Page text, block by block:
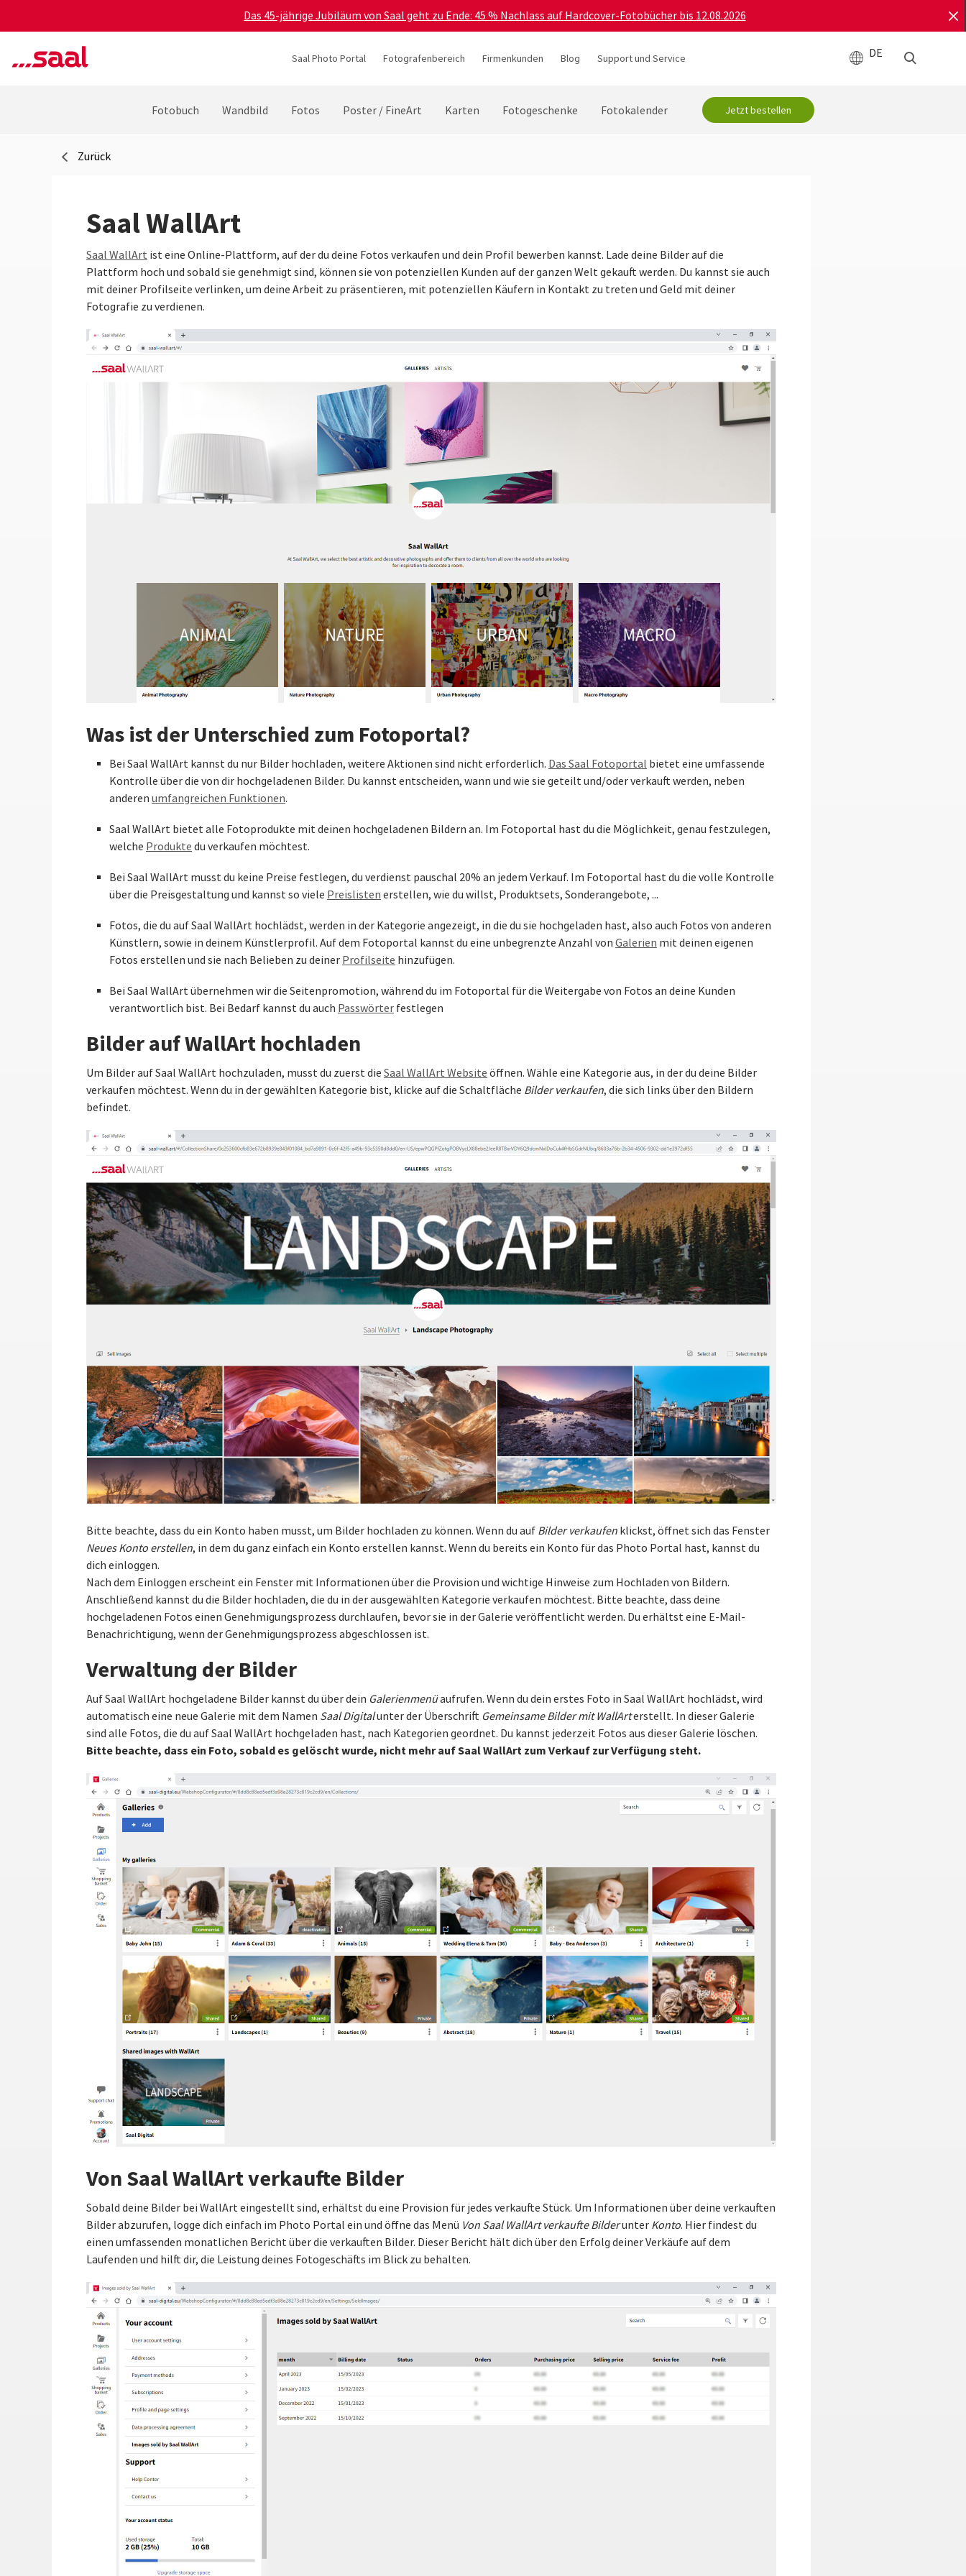
Das 45-jährige Jubiläum von Saal geht zu Ende: 45 % Nachlass auf Hardcover-Fotobücher bis 12.08.2026
Saal Photo Portal Fotografenbereich Firmenkunden Blog Support und Service DE
Fotobuch Wandbild Fotos Poster / FineArt Karten Fotogeschenke Fotokalender Jetzt bestellen
Zurück
Saal WallArt
Saal WallArt ist eine Online-Plattform, auf der du deine Fotos verkaufen und dein Profil bewerben kannst. Lade deine Bilder auf die
Plattform hoch und sobald sie genehmigt sind, können sie von potenziellen Kunden auf der ganzen Welt gekauft werden. Du kannst sie auch
mit deiner Profilseite verlinken, um deine Arbeit zu präsentieren, mit potenziellen Käufern in Kontakt zu treten und Geld mit deiner
Fotografie zu verdienen.
Was ist der Unterschied zum Fotoportal?
Bei Saal WallArt kannst du nur Bilder hochladen, weitere Aktionen sind nicht erforderlich. Das Saal Fotoportal bietet eine umfassende
Kontrolle über die von dir hochgeladenen Bilder. Du kannst entscheiden, wann und wie sie geteilt und/oder verkauft werden, neben
anderen umfangreichen Funktionen.
Saal WallArt bietet alle Fotoprodukte mit deinen hochgeladenen Bildern an. Im Fotoportal hast du die Möglichkeit, genau festzulegen,
welche Produkte du verkaufen möchtest.
Bei Saal WallArt musst du keine Preise festlegen, du verdienst pauschal 20% an jedem Verkauf. Im Fotoportal hast du die volle Kontrolle
über die Preisgestaltung und kannst so viele Preislisten erstellen, wie du willst, Produktsets, Sonderangebote, ...
Fotos, die du auf Saal WallArt hochlädst, werden in der Kategorie angezeigt, in die du sie hochgeladen hast, also auch Fotos von anderen
Künstlern, sowie in deinem Künstlerprofil. Auf dem Fotoportal kannst du eine unbegrenzte Anzahl von Galerien mit deinen eigenen
Fotos erstellen und sie nach Belieben zu deiner Profilseite hinzufügen.
Bei Saal WallArt übernehmen wir die Seitenpromotion, während du im Fotoportal für die Weitergabe von Fotos an deine Kunden
verantwortlich bist. Bei Bedarf kannst du auch Passwörter festlegen
Bilder auf WallArt hochladen
Um Bilder auf Saal WallArt hochzuladen, musst du zuerst die Saal WallArt Website öffnen. Wähle eine Kategorie aus, in der du deine Bilder
verkaufen möchtest. Wenn du in der gewählten Kategorie bist, klicke auf die Schaltfläche Bilder verkaufen, die sich links über den Bildern
befindet.
Bitte beachte, dass du ein Konto haben musst, um Bilder hochladen zu können. Wenn du auf Bilder verkaufen klickst, öffnet sich das Fenster
Neues Konto erstellen, in dem du ganz einfach ein Konto erstellen kannst. Wenn du bereits ein Konto für das Photo Portal hast, kannst du
dich einloggen.
Nach dem Einloggen erscheint ein Fenster mit Informationen über die Provision und wichtige Hinweise zum Hochladen von Bildern.
Anschließend kannst du die Bilder hochladen, die du in der ausgewählten Kategorie verkaufen möchtest. Bitte beachte, dass deine
hochgeladenen Fotos einen Genehmigungsprozess durchlaufen, bevor sie in der Galerie veröffentlicht werden. Du erhältst eine E-Mail-
Benachrichtigung, wenn der Genehmigungsprozess abgeschlossen ist.
Verwaltung der Bilder
Auf Saal WallArt hochgeladene Bilder kannst du über dein Galerienmenüaufrufen. Wenn du dein erstes Foto in Saal WallArt hochlädst, wird
automatisch eine neue Galerie mit dem Namen Saal Digitalunter der Überschrift Gemeinsame Bilder mit WallArterstellt. In dieser Galerie
sind alle Fotos, die du auf Saal WallArt hochgeladen hast, nach Kategorien geordnet. Du kannst jederzeit Fotos aus dieser Galerie löschen.
Bitte beachte, dass ein Foto, sobald es gelöscht wurde, nicht mehr auf Saal WallArt zum Verkauf zur Verfügung steht.
Von Saal WallArt verkaufte Bilder
Sobald deine Bilder bei WallArt eingestellt sind, erhältst du eine Provision für jedes verkaufte Stück. Um Informationen über deine verkauften
Bilder abzurufen, logge dich einfach im Photo Portal ein und öffne das Menü Von Saal WallArt verkaufte Bilderunter Konto. Hier findest du
einen umfassenden monatlichen Bericht über die verkauften Bilder. Dieser Bericht hält dich über den Erfolg deiner Verkäufe auf dem
Laufenden und hilft dir, die Leistung deines Fotogeschäfts im Blick zu behalten.